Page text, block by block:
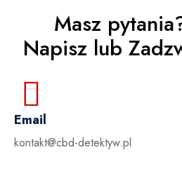
Masz
Napisz lub
Email
kontakt@cbd-detektyw.pl